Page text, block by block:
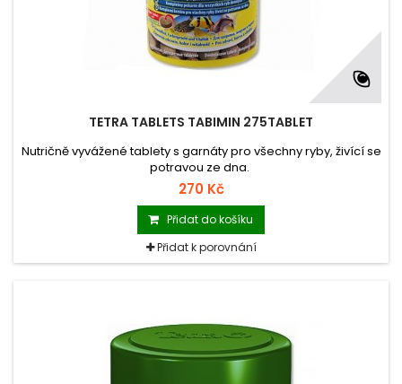
TETRA TABLETS TABIMIN 275TABLET
Nutričně vyvážené tablety s garnáty pro všechny ryby, živící se
potravou ze dna.
270 Kč
Přidat do košíku
Přidat k porovnání